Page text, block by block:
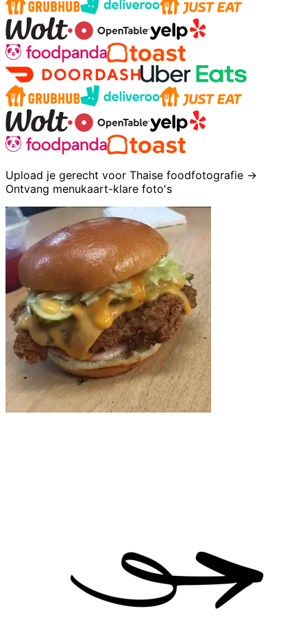
Upload je gerecht voor Thaise foodfotografie →
Ontvang menukaart-klare foto's